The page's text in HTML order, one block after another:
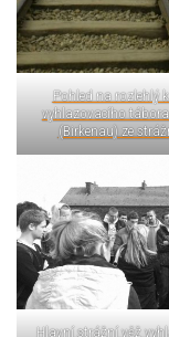
Pohled na rozlehlý
vyhlazovacího
(Birkenau) ze
Hlavní strážní věž